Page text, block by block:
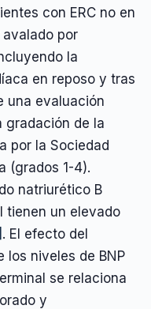
con ERC no en
por
la
en reposo y tras
una evaluación
gradación de la
por la Sociedad
(grados 1-4).
natriurético B
tienen un elevado
. El efecto del
los niveles de BNP
se relaciona
y